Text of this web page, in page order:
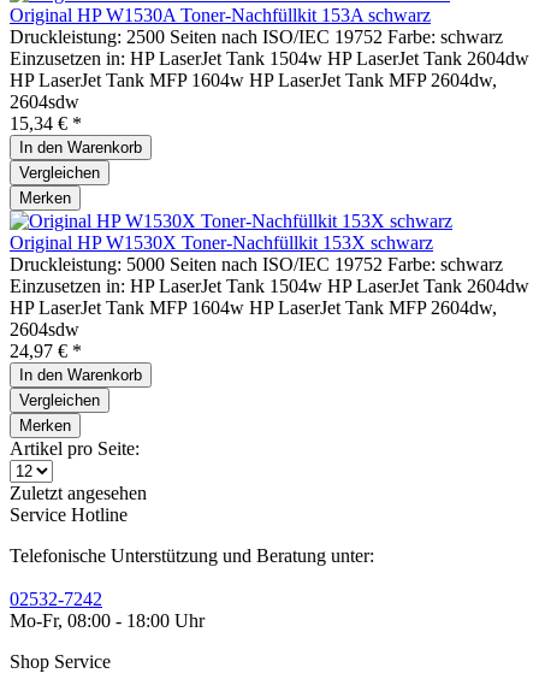
Original HP W1530A Toner-Nachfüllkit 153A schwarz
Druckleistung: 2500 Seiten nach ISO/IEC 19752 Farbe: schwarz
Einzusetzen in: HP LaserJet Tank 1504w HP LaserJet Tank 2604dw
HP LaserJet Tank MFP 1604w HP LaserJet Tank MFP 2604dw,
2604sdw
15,34 € *
In den Warenkorb
Vergleichen
Merken
Original HP W1530X Toner-Nachfüllkit 153X schwarz
Druckleistung: 5000 Seiten nach ISO/IEC 19752 Farbe: schwarz
Einzusetzen in: HP LaserJet Tank 1504w HP LaserJet Tank 2604dw
HP LaserJet Tank MFP 1604w HP LaserJet Tank MFP 2604dw,
2604sdw
24,97 € *
In den Warenkorb
Vergleichen
Merken
Artikel pro Seite:
Zuletzt angesehen
Service Hotline
Telefonische Unterstützung und Beratung unter:
02532-7242
Mo-Fr, 08:00 - 18:00 Uhr
Shop Service